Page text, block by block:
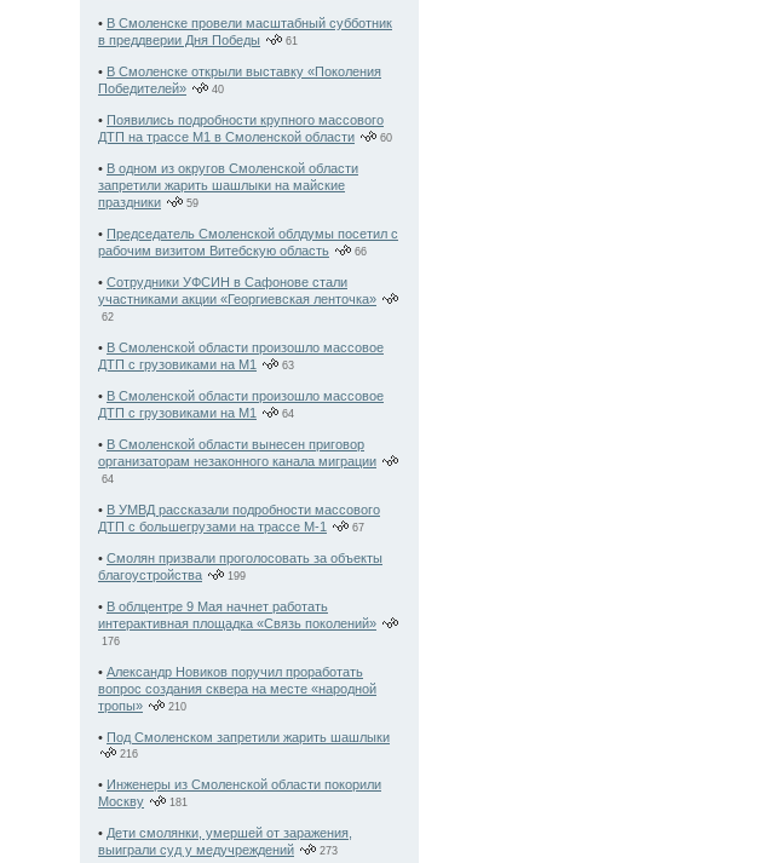
• В Смоленске провели масштабный субботник
в преддверии Дня Победы
61
• В Смоленске открыли выставку «Поколения
Победителей»
40
• Появились подробности крупного массового
ДТП на трассе М1 в Смоленской области
60
• В одном из округов Смоленской области
запретили жарить шашлыки на майские
праздники
59
• Председатель Смоленской облдумы посетил с
рабочим визитом Витебскую область
66
• Сотрудники УФСИН в Сафонове стали
участниками акции «Георгиевская ленточка»
62
• В Смоленской области произошло массовое
ДТП с грузовиками на М1
63
• В Смоленской области произошло массовое
ДТП с грузовиками на М1
64
• В Смоленской области вынесен приговор
организаторам незаконного канала миграции
64
• В УМВД рассказали подробности массового
ДТП с большегрузами на трассе М-1
67
• Смолян призвали проголосовать за объекты
благоустройства
199
• В облцентре 9 Мая начнет работать
интерактивная площадка «Связь поколений»
176
• Александр Новиков поручил проработать
вопрос создания сквера на месте «народной
тропы»
210
• Под Смоленском запретили жарить шашлыки
216
• Инженеры из Смоленской области покорили
Москву
181
• Дети смолянки, умершей от заражения,
выиграли суд у медучреждений
273